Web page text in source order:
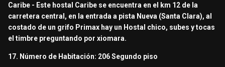
Caribe - Este hostal Caribe se encuentra en el km 12 de la
carretera central, en la entrada a pista Nueva (Santa Clara), al
costado de un grifo Primax hay un Hostal chico, subes y tocas
el timbre preguntando por xiomara.
17. Número de Habitación: 206 Segundo piso